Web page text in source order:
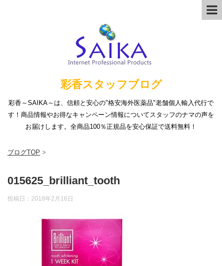
彩香スタッフブログ
彩香～SAIKA～は、信頼と安心の"格安海外医薬品"老舗個人輸入代行で
す！商品情報やお得なキャンペーン情報についてスタッフのナマの声を
お届けします。全商品100％正規品を安心保証で送料無料！
ブログTOP >
015625_brilliant_tooth
投稿日： 2018年2月16日